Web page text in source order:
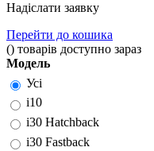
Надіслати заявку
Перейти до кошика
() товарів доступно зараз
Модель
Усі
i10
i30 Hatchback
i30 Fastback